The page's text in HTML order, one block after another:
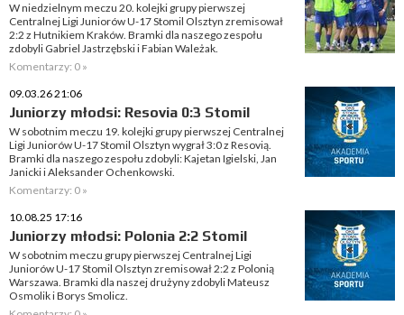
W niedzielnym meczu 20. kolejki grupy pierwszej
Centralnej Ligi Juniorów U-17 Stomil Olsztyn zremisował
2:2 z Hutnikiem Kraków. Bramki dla naszego zespołu
zdobyli Gabriel Jastrzębski i Fabian Wależak.
Komentarzy: 0 »
09.03.26 21:06
Juniorzy młodsi: Resovia 0:3 Stomil
W sobotnim meczu 19. kolejki grupy pierwszej Centralnej
Ligi Juniorów U-17 Stomil Olsztyn wygrał 3:0 z Resovią.
Bramki dla naszego zespołu zdobyli: Kajetan Igielski, Jan
Janicki i Aleksander Ochenkowski.
Komentarzy: 0 »
10.08.25 17:16
Juniorzy młodsi: Polonia 2:2 Stomil
W sobotnim meczu grupy pierwszej Centralnej Ligi
Juniorów U-17 Stomil Olsztyn zremisował 2:2 z Polonią
Warszawa. Bramki dla naszej drużyny zdobyli Mateusz
Osmolik i Borys Smolicz.